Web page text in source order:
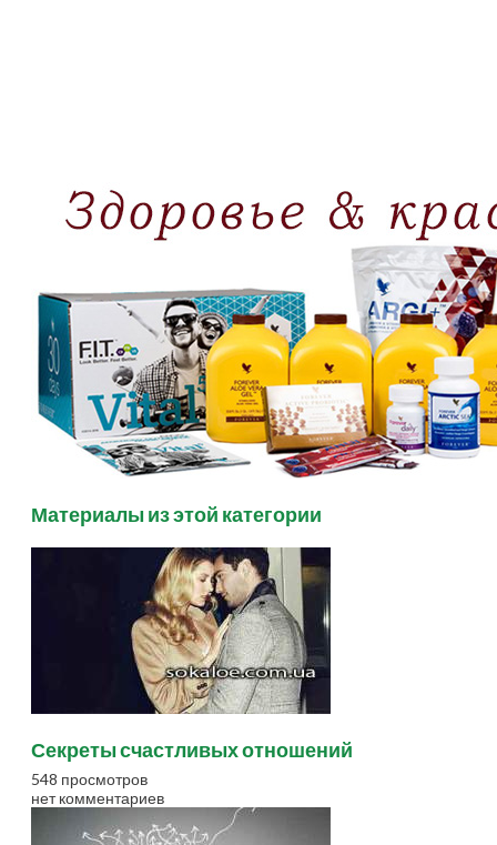
Материалы из этой категории
Секреты счастливых отношений
548 просмотров
нет комментариев